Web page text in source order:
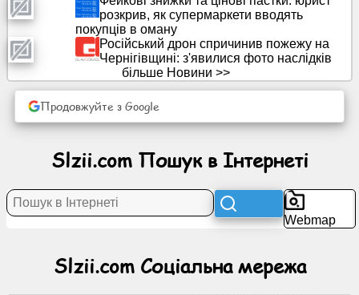
мережа
Новини
іконки
розкрив, як супермаркети вводять
покупців в оману
Російський дрон спричинив пожежу на
Чернігівщині: з'явилися фото наслідків
більше Новини >>
Продовжуйте з Google
Slzii.com Пошук в Інтернеті
Webmap
Slzii.com Соціальна мережа